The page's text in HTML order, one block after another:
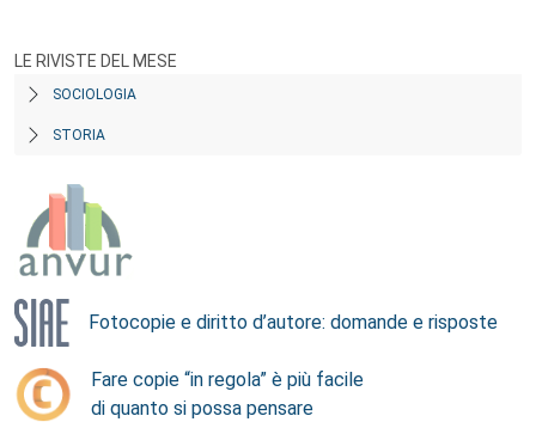
LE RIVISTE DEL MESE
SOCIOLOGIA
STORIA
Fotocopie e diritto d’autore: domande e risposte
Fare copie “in regola” è più facile
di quanto si possa pensare